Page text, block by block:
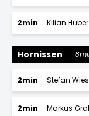
2min Kilian Huber
Hornissen
2min Stefan
2min Markus